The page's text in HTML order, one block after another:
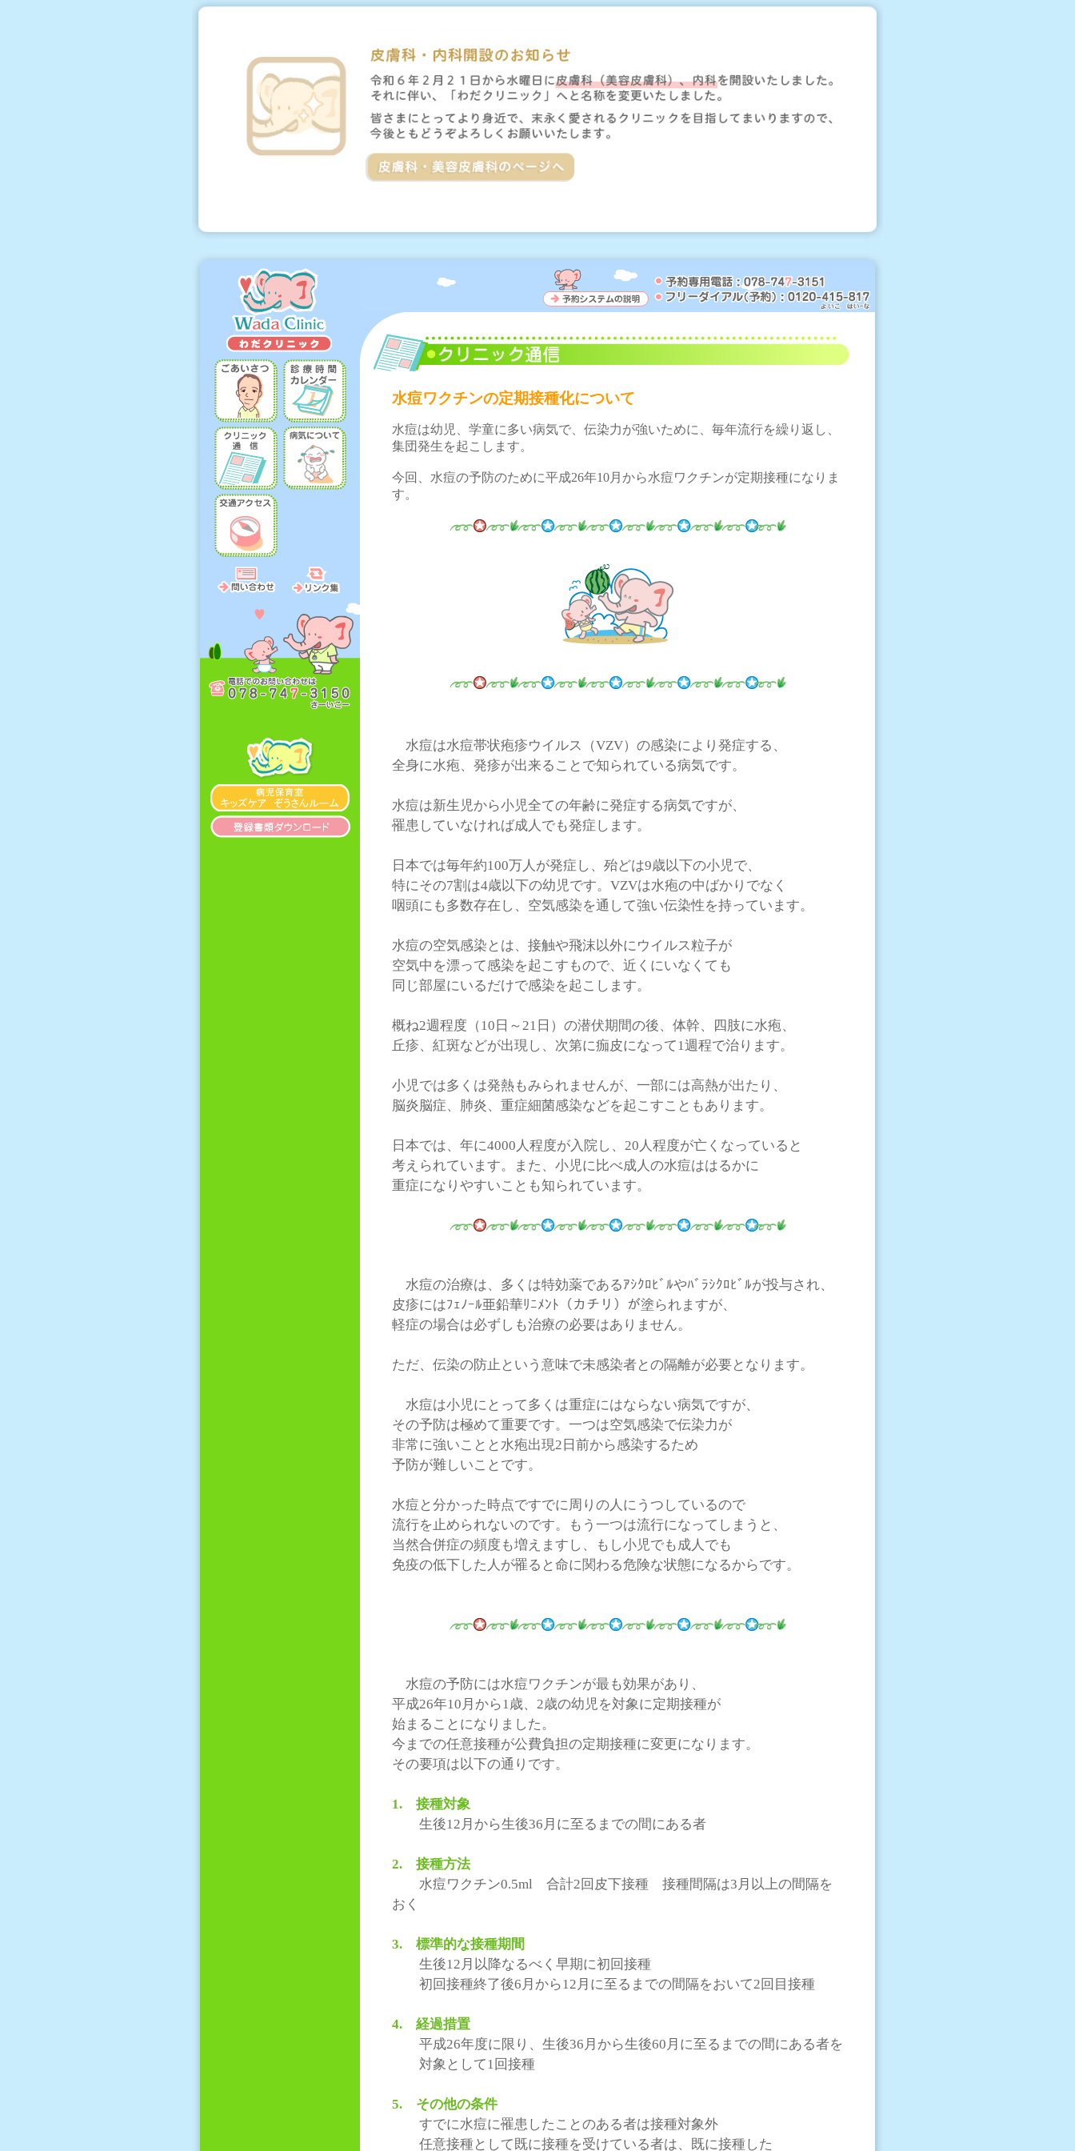
水痘ワクチンの定期接種化について
水痘は幼児、学童に多い病気で、伝染力が強いために、毎年流行を繰り返し、
集団発生を起こします。
今回、水痘の予防のために平成26年10月から水痘ワクチンが定期接種になりま
す。
水痘は水痘帯状疱疹ウイルス（VZV）の感染により発症する、
全身に水疱、発疹が出来ることで知られている病気です。
水痘は新生児から小児全ての年齢に発症する病気ですが、
罹患していなければ成人でも発症します。
日本では毎年約100万人が発症し、殆どは9歳以下の小児で、
特にその7割は4歳以下の幼児です。VZVは水疱の中ばかりでなく
咽頭にも多数存在し、空気感染を通して強い伝染性を持っています。
水痘の空気感染とは、接触や飛沫以外にウイルス粒子が
空気中を漂って感染を起こすもので、近くにいなくても
同じ部屋にいるだけで感染を起こします。
概ね2週程度（10日～21日）の潜伏期間の後、体幹、四肢に水疱、
丘疹、紅斑などが出現し、次第に痂皮になって1週程で治ります。
小児では多くは発熱もみられませんが、一部には高熱が出たり、
脳炎脳症、肺炎、重症細菌感染などを起こすこともあります。
日本では、年に4000人程度が入院し、20人程度が亡くなっていると
考えられています。また、小児に比べ成人の水痘ははるかに
重症になりやすいことも知られています。
水痘の治療は、多くは特効薬であるｱｼｸﾛﾋﾞﾙやﾊﾞﾗｼｸﾛﾋﾞﾙが投与され、
皮疹にはﾌｪﾉｰﾙ亜鉛華ﾘﾆﾒﾝﾄ（カチリ）が塗られますが、
軽症の場合は必ずしも治療の必要はありません。
ただ、伝染の防止という意味で未感染者との隔離が必要となります。
水痘は小児にとって多くは重症にはならない病気ですが、
その予防は極めて重要です。一つは空気感染で伝染力が
非常に強いことと水疱出現2日前から感染するため
予防が難しいことです。
水痘と分かった時点ですでに周りの人にうつしているので
流行を止められないのです。もう一つは流行になってしまうと、
当然合併症の頻度も増えますし、もし小児でも成人でも
免疫の低下した人が罹ると命に関わる危険な状態になるからです。
水痘の予防には水痘ワクチンが最も効果があり、
平成26年10月から1歳、2歳の幼児を対象に定期接種が
始まることになりました。
今までの任意接種が公費負担の定期接種に変更になります。
その要項は以下の通りです。
1. 接種対象
生後12月から生後36月に至るまでの間にある者
2. 接種方法
水痘ワクチン0.5ml 合計2回皮下接種 接種間隔は3月以上の間隔を
おく
3. 標準的な接種期間
生後12月以降なるべく早期に初回接種
初回接種終了後6月から12月に至るまでの間隔をおいて2回目接種
4. 経過措置
平成26年度に限り、生後36月から生後60月に至るまでの間にある者を
対象として1回接種
5. その他の条件
すでに水痘に罹患したことのある者は接種対象外
任意接種として既に接種を受けている者は、既に接種した